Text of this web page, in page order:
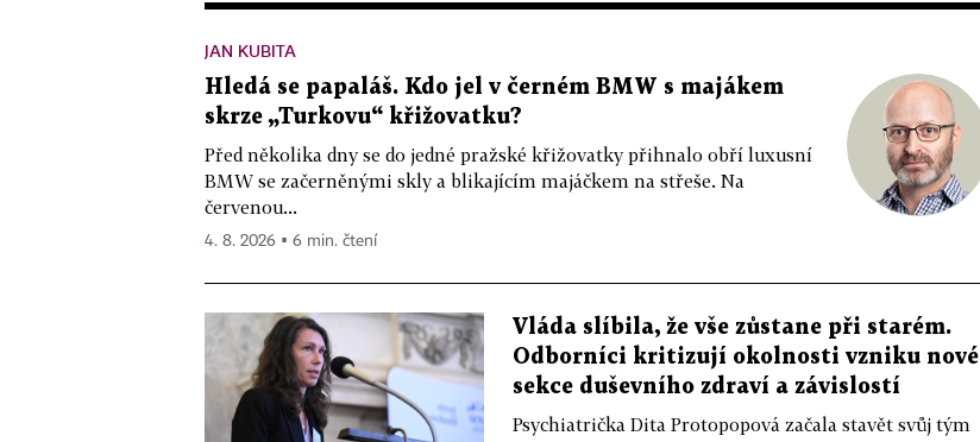
JAN KUBITA
Hledá se papaláš. Kdo jel v černém BMW s majákem
skrze „Turkovu“ křižovatku?
Před několika dny se do jedné pražské křižovatky přihnalo obří luxusní
BMW se začerněnými skly a blikajícím majáčkem na střeše. Na
červenou...
4. 8. 2026 ▪ 6 min. čtení
Vláda slíbila, že vše zůstane při starém.
Odborníci kritizují okolnosti vzniku nové
sekce duševního zdraví a závislostí
Psychiatrička Dita Protopopová začala stavět svůj tým